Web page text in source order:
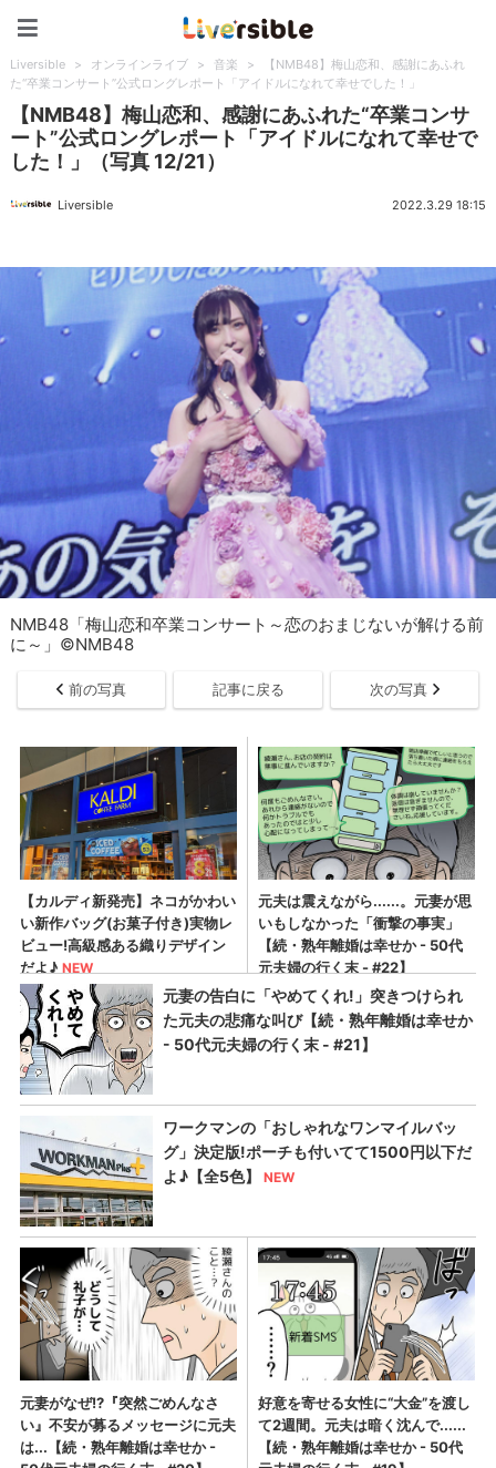
Liversible > オンラインライブ > 音楽 >
【NMB48】梅山恋和、感謝にあふれ
た“卒業コンサート”公式ロングレポート「アイドルになれて幸せでした！」
【NMB48】梅山恋和、感謝にあふれた“卒業コンサ
ート”公式ロングレポート「アイドルになれて幸せで
した！」（写真 12/21）
Liversible 2022.3.29 18:15
NMB48「梅山恋和卒業コンサート～恋のおまじないが解ける前
に～」©NMB48
前の写真 記事に戻る 次の写真